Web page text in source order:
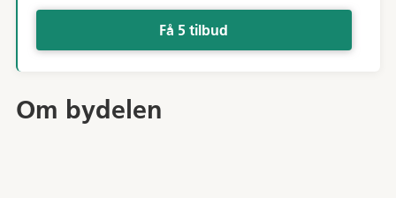
Få 5 tilbud
Om bydelen